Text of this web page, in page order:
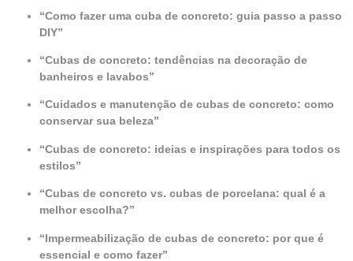
“Como fazer uma cuba de concreto: guia passo a passo
DIY”
“Cubas de concreto: tendências na decoração de
banheiros e lavabos”
“Cuidados e manutenção de cubas de concreto: como
conservar sua beleza”
“Cubas de concreto: ideias e inspirações para todos os
estilos”
“Cubas de concreto vs. cubas de porcelana: qual é a
melhor escolha?”
“Impermeabilização de cubas de concreto: por que é
essencial e como fazer”